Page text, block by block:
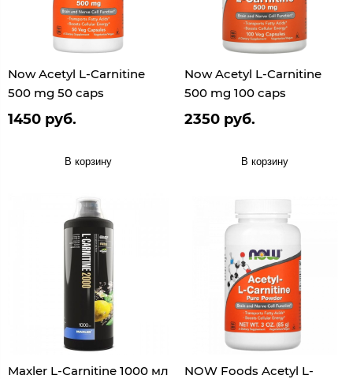
Now Acetyl L-Carnitine
500 mg 50 caps
1450 руб.
В корзину
Now Acetyl L-Carnitine
500 mg 100 caps
2350 руб.
В корзину
Maxler L-Carnitine 1000 мл
NOW Foods Acetyl L-